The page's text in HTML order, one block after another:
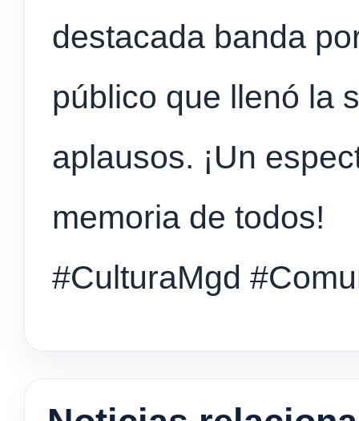
destacada banda
público que llenó la
aplausos. ¡Un
memoria de todos!
#CulturaMgd